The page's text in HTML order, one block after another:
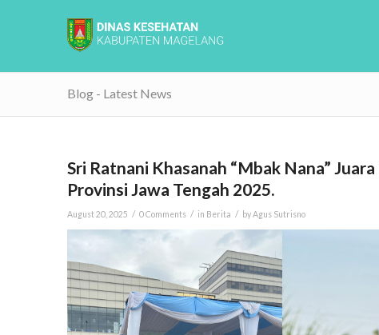
Blog - Latest News
Sri Ratnani Khasanah “Mbak Nana”
Provinsi Jawa Tengah 2025.
August 20, 2025 / 0 Comments / in Berita / byAgus Sutrisno